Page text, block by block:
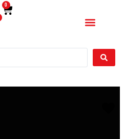
0